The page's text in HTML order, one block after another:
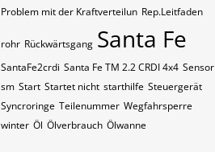
Problem mit der Kraftverteilun Rep.Leitfaden
rohr Rückwärtsgang Santa Fe
SantaFe2crdi Santa Fe TM 2.2 CRDI 4x4 Sensor
sm Start Startet nicht starthilfe Steuergerät
Syncroringe Teilenummer Wegfahrsperre
winter Öl Ölverbrauch Ölwanne